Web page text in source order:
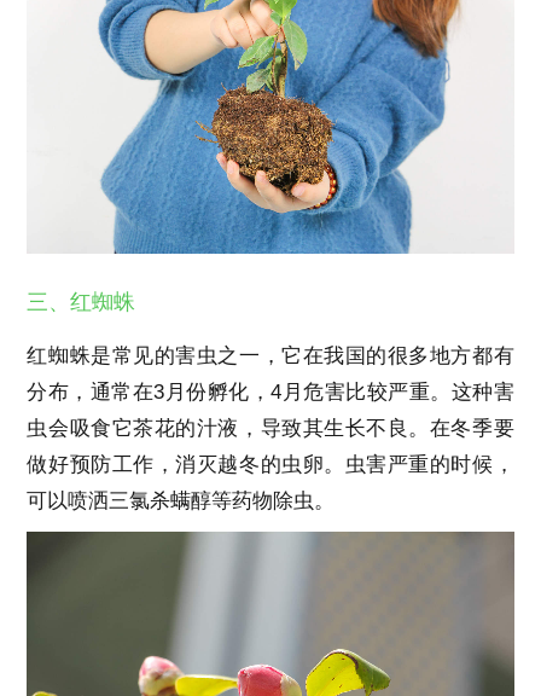
三、红蜘蛛
红蜘蛛是常见的害虫之一，它在我国的很多地方都有
分布，通常在3月份孵化，4月危害比较严重。这种害
虫会吸食它茶花的汁液，导致其生长不良。在冬季要
做好预防工作，消灭越冬的虫卵。虫害严重的时候，
可以喷洒三氯杀螨醇等药物除虫。